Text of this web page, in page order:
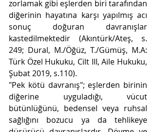
zorlamak gibi eşlerden biri tarafından
diğerinin hayatına karşı yapılmış acı
sonuç doğuran davranışlar
kastedilmektedir (Akıntürk/Ateş, s.
249; Dural, M./Öğüz, T./Gümüş, M.A:
Türk Özel Hukuku, Cilt III, Aile Hukuku,
Şubat 2019, s.110).
"Pek kötü davranış"; eşlerden birinin
diğerine uyguladığı, vücut
bütünlüğünü, bedensel veya ruhsal
sağlığını bozucu ya da tehlikeye